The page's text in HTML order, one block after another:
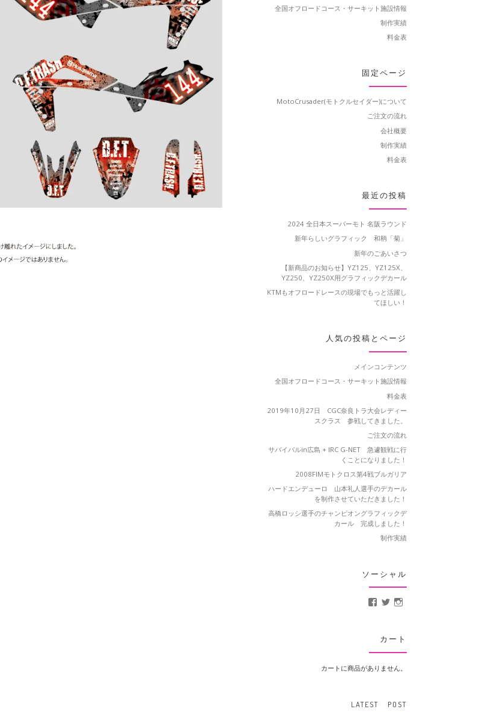
全国オフロードコース・サーキット施設情報
制作実績
料金表
固定ページ
MotoCrusader(モトクルセイダー)について
ご注文の流れ
会社概要
制作実績
料金表
最近の投稿
2024 全日本スーパーモト 名阪ラウンド
新年らしいグラフィック 和柄「菊」
新年のごあいさつ
【新商品のお知らせ】YZ125、YZ125X、
YZ250、YZ250X用グラフィックデカール
KTMもオフロードレースの現場でもっと活躍し
てほしい！
人気の投稿とページ
メインコンテンツ
全国オフロードコース・サーキット施設情報
料金表
2019年10月27日 CGC奈良トラ大会レディー
スクラス 参戦してきました。
ご注文の流れ
サバイバルin広島 + IRC G-NET 急遽観戦に行
くことになりました！
2008FIMモトクロス第4戦ブルガリア
ハードエンデューロ 山本礼人選手のデカール
を制作させていただきました！
高橋ロッシ選手のチャンピオングラフィックデ
カール 完成しました！
制作実績
ソーシャル
MotoCrusader さんのプ
@MotoCrusader さ
カート
カートに商品がありません。
LATEST POST